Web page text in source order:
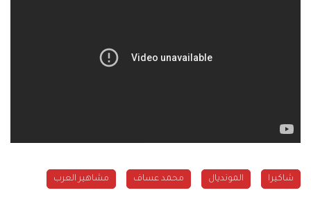
شاكيرا المونديال محمد عساف مشاهير العرب